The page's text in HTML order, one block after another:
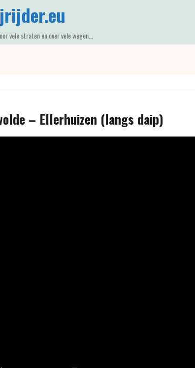
vele straten en over vele wegen...
– Ellerhuizen (langs daip)